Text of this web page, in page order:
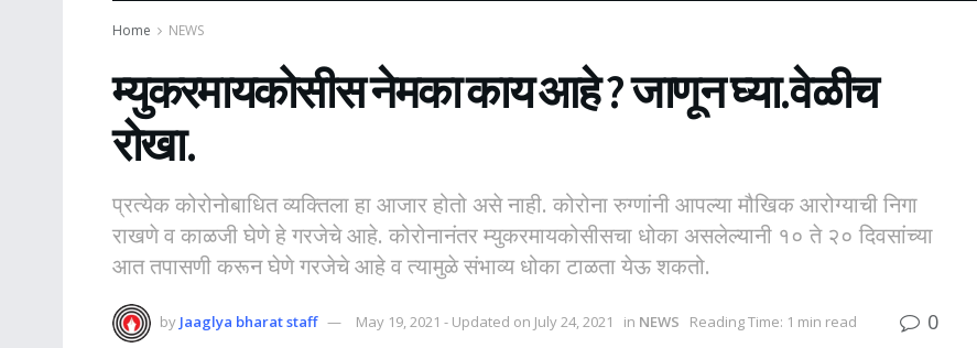
Home NEWS
म्युकरमायकोसीस नेमका काय आहे ? जाणून घ्या.वेळीच
रोखा.
प्रत्येक कोरोनोबाधित व्यक्तिला हा आजार होतो असे नाही. कोरोना रुग्णांनी आपल्या मौखिक आरोग्याची निगा
राखणे व काळजी घेणे हे गरजेचे आहे. कोरोनानंतर म्युकरमायकोसीसचा धोका असलेल्यानी १० ते २० दिवसांच्या
आत तपासणी करून घेणे गरजेचे आहे व त्यामुळे संभाव्य धोका टाळता येऊ शकतो.
by Jaaglya bharat staff May 19, 2021 - Updated on July 24, 2021 in NEWS Reading Time: 1 min read 0